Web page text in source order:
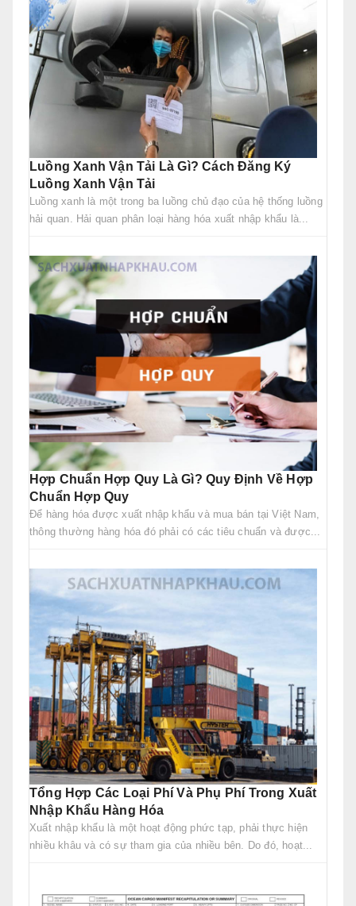
Luồng Xanh Vận Tải Là Gì? Cách Đăng Ký
Luồng Xanh Vận Tải
Luồng xanh là một trong ba luồng chủ đạo của hệ thống luồng
hải quan. Hải quan phân loại hàng hóa xuất nhập khẩu là...
Hợp Chuẩn Hợp Quy Là Gì? Quy Định Về Hợp
Chuẩn Hợp Quy
Để hàng hóa được xuất nhập khẩu và mua bán tại Việt Nam,
thông thường hàng hóa đó phải có các tiêu chuẩn và được...
Tổng Hợp Các Loại Phí Và Phụ Phí Trong Xuất
Nhập Khẩu Hàng Hóa
Xuất nhập khẩu là một hoạt động phức tạp, phải thực hiện
nhiều khâu và có sự tham gia của nhiều bên. Do đó, hoạt...